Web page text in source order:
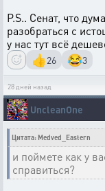
P.S.. Сенат, что
разобраться с
у нас тут всё
👍26 😂3
28 дней назад
UncleanOne
Цитата: Medved_Eastern
и поймете как у
справиться?